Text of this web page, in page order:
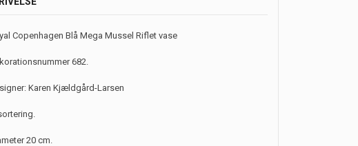
Copenhagen Blå Mega Mussel Riflet vase
682.
Karen Kjældgård-Larsen
20 cm.